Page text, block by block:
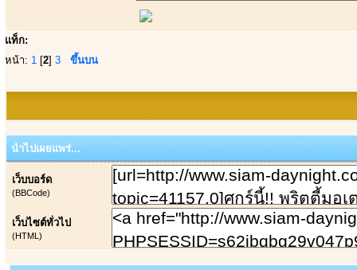
แท็ก:
หน้า: 1 [2] 3 ขึ้นบน
นำไปเผยแพร่...
เว็บบอร์ด
(BBCode)
เว็บไซต์ทั่วไป
(HTML)